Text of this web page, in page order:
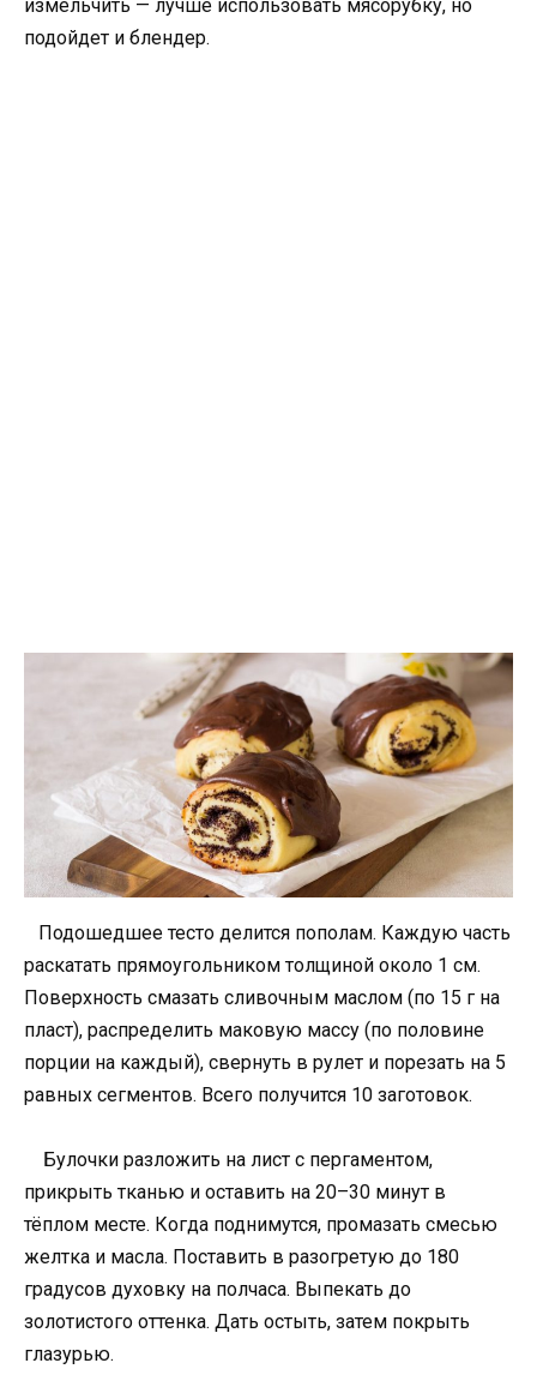
измельчить — лучше использовать мясорубку, но
подойдет и блендер.
Подошедшее тесто делится пополам. Каждую часть
раскатать прямоугольником толщиной около 1 см.
Поверхность смазать сливочным маслом (по 15 г на
пласт), распределить маковую массу (по половине
порции на каждый), свернуть в рулет и порезать на 5
равных сегментов. Всего получится 10 заготовок.
Булочки разложить на лист с пергаментом,
прикрыть тканью и оставить на 20–30 минут в
тёплом месте. Когда поднимутся, промазать смесью
желтка и масла. Поставить в разогретую до 180
градусов духовку на полчаса. Выпекать до
золотистого оттенка. Дать остыть, затем покрыть
глазурью.